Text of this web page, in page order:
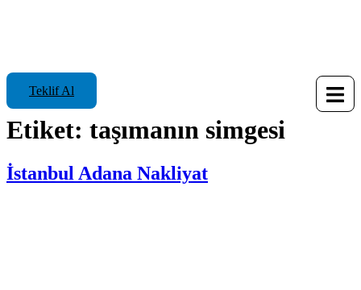
Teklif Al
Etiket: taşımanın simgesi
İstanbul Adana Nakliyat